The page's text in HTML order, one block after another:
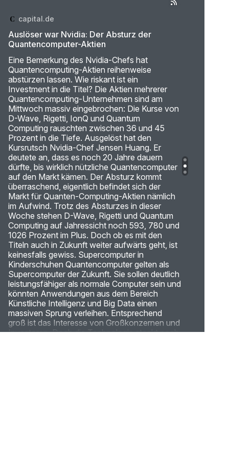
capital.de
Auslöser war Nvidia: Der Absturz der
Quantencomputer-Aktien
Eine Bemerkung des Nvidia-Chefs hat
Quantencomputing-Aktien reihenweise
abstürzen lassen. Wie riskant ist ein
Investment in die Titel? Die Aktien mehrerer
Quantencomputing-Unternehmen sind am
Mittwoch massiv eingebrochen: Die Kurse von
D-Wave, Rigetti, IonQ und Quantum
Computing rauschten zwischen 36 und 45
Prozent in die Tiefe. Ausgelöst hat den
Kursrutsch Nvidia-Chef Jensen Huang. Er
deutete an, dass es noch 20 Jahre dauern
dürfte, bis wirklich nützliche Quantencomputer
auf den Markt kämen. Der Absturz kommt
überraschend, eigentlich befindet sich der
Markt für Quanten-Computing-Aktien nämlich
im Aufwind. Trotz des Absturzes in dieser
Woche stehen D-Wave, Rigetti und Quantum
Computing auf Jahressicht noch 593, 780 und
1026 Prozent im Plus. Doch ob es mit den
Titeln auch in Zukunft weiter aufwärts geht, ist
keinesfalls gewiss. Supercomputer in
Kinderschuhen Quantencomputer gelten als
Supercomputer der Zukunft. Sie sollen deutlich
leistungsfähiger als normale Computer sein und
könnten Anwendungen aus dem Bereich
Künstliche Intelligenz und Big Data einen
massiven Sprung verleihen. Entsprechend
groß ist das Interesse von Großkonzernen und
Investoren. Doch die Technologie steckt noch